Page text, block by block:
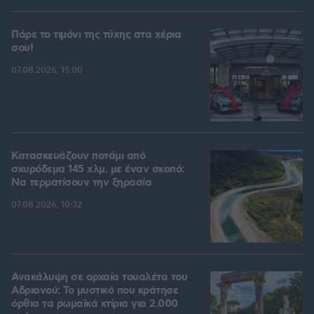
Πάρε το τιμόνι της τύχης στα χέρια
σου!
07.08.2026, 15:00
Κατασκευάζουν ποτάμι από
σκυρόδεμα 145 χλμ. με έναν σκοπό:
Να τερματίσουν την ξηρασία
07.08.2026, 10:32
Ανακάλυψη σε αρχαία τουαλέτα του
Αδριανού: Το μυστικό που κράτησε
όρθια τα ρωμαϊκά κτίρια για 2.000